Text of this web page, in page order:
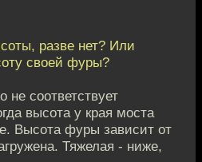
разве нет? Или
своей фуры?
не соответствует
высота у края моста
Высота фуры зависит от
Тяжелая - ниже,